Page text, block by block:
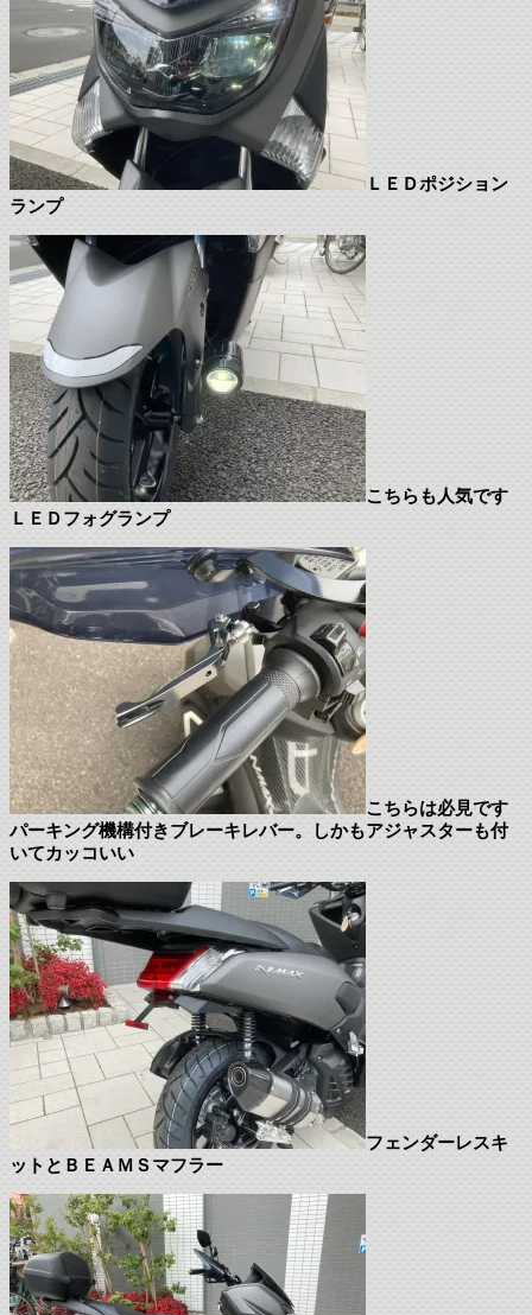
ＬＥＤポジション
ランプ
こちらも人気です
ＬＥＤフォグランプ
こちらは必見です
パーキング機構付きブレーキレバー。しかもアジャスターも付
いてカッコいい
フェンダーレスキ
ットとＢＥＡＭＳマフラー